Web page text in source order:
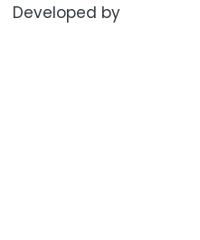
Developed by